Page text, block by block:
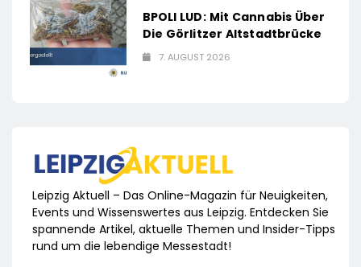
BPOLI LUD: Mit Cannabis Über
Die Görlitzer Altstadtbrücke
7. AUGUST 2026
Leipzig Aktuell – Das Online-Magazin für Neuigkeiten,
Events und Wissenswertes aus Leipzig. Entdecken Sie
spannende Artikel, aktuelle Themen und Insider-Tipps
rund um die lebendige Messestadt!